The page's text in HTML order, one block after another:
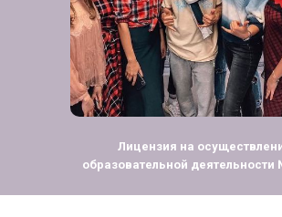
Лицензия на
образовательной деятельности